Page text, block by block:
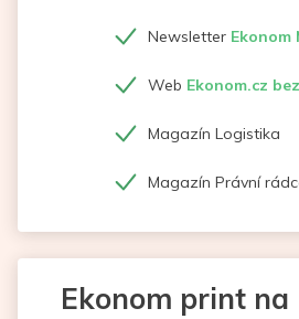
Newsletter Ekonom
Web Ekonom.cz
Magazín Logistika
Magazín Právní
Ekonom print na